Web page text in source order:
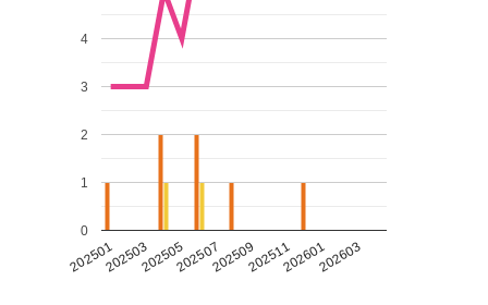
202501202503202505202507202509202511202601202603
0
1
2
3
4